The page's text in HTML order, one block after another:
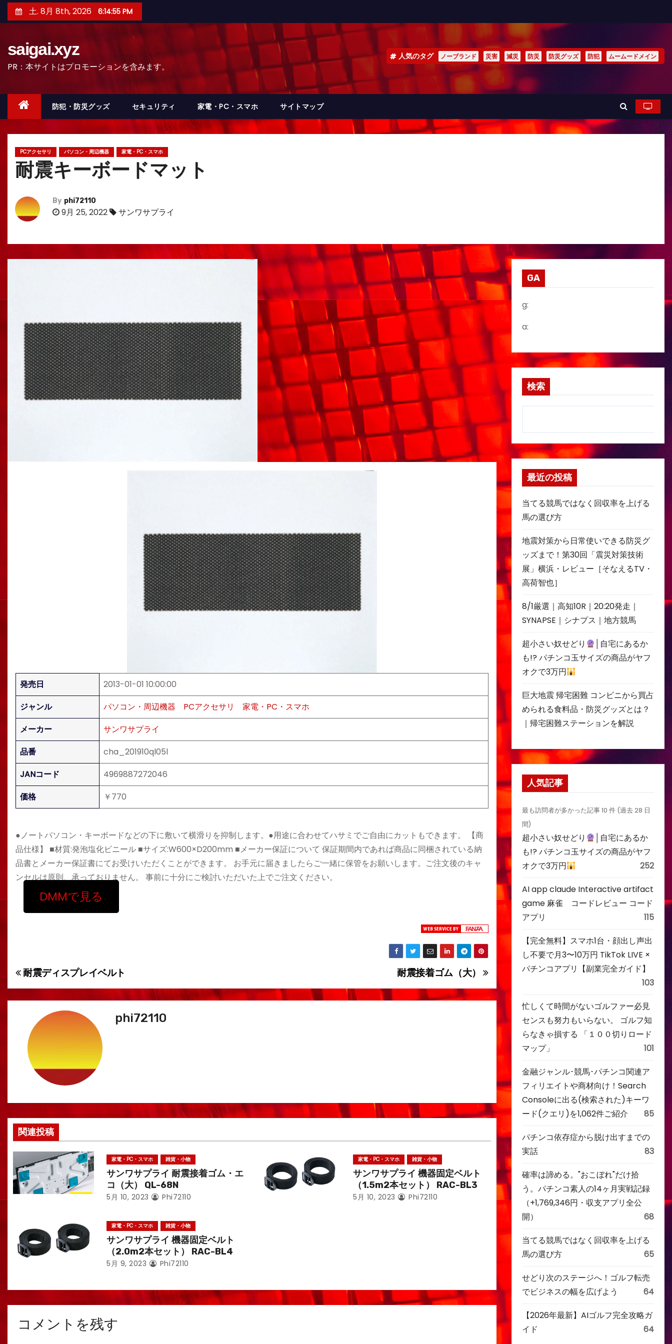
ン
ッ
土. 8月 8th, 2026 6:14:57 PM
saigai.xyz
PR：本サイトはプロモーションを含みます。
人気のタグ ノーブランド 災害 減災 防災 防災グッズ 防犯 ムームードメイン
防犯・防災グッズ セキュリティ 家電・PC・スマホ サイトマップ
PCアクセサリ パソコン・周辺機器 家電・PC・スマホ
耐震キーボードマット
By phi72110
9月 25, 2022 サンワサプライ
発売日
2013-01-01 10:00:00
ジャンル
パソコン・周辺機器 PCアクセサリ
家電・PC・スマホ
メーカー
サンワサプライ
品番
cha_201910ql05l
JANコード
4969887272046
価格
￥770
●ノートパソコン・キーボードなどの下に敷いて横滑りを抑制します。●用途に合わせてハサミでご自由にカットもできます。 【商
品仕様】 ■材質:発泡塩化ビニール ■サイズ:W600×D200mm ■メーカー保証について 保証期間内であれば商品に同梱されている納
品書とメーカー保証書にてお受けいただくことができます。 お手元に届きましたらご一緒に保管をお願いします。ご注文後のキャ
ンセルは原則、承っておりません。 事前に十分にご検討いただいた上でご注文ください。
DMMで見る
投
稿
ビ
ゲ
シ
ョ
ン
耐震接着ゴム（大）
耐震ディスプレイベルト
phi72110
関連投稿
家電・PC・スマホ 雑貨・小物
サンワサプライ 耐震接着ゴム・エ
コ（大） QL-68N
5月 10, 2023 Phi72110
家電・PC・スマホ 雑貨・小物
サンワサプライ 機器固定ベルト
（1.5m2本セット） RAC-BL3
5月 10, 2023 Phi72110
家電・PC・スマホ 雑貨・小物
サンワサプライ 機器固定ベルト
（2.0m2本セット） RAC-BL4
5月 9, 2023 Phi72110
コメントを残す
GA
g:
a:
検索
最近の投稿
当てる競馬ではなく回収率を上げる
馬の選び方
地震対策から日常使いできる防災グ
ッズまで！第30回「震災対策技術
展」横浜・レビュー［そなえるTV・
高荷智也］
8/1厳選｜高知10R｜20:20発走｜
SYNAPSE｜シナプス｜地方競馬
超小さい奴せどり
│自宅にあるか
も!? パチンコ玉サイズの商品がヤフ
オクで3万円
巨大地震 帰宅困難 コンビニから買占
められる食料品・防災グッズとは？
｜帰宅困難ステーションを解説
人気記事
最も訪問者が多かった記事 10 件 (過去 28 日
間)
超小さい奴せどり
│自宅にあるか
も!? パチンコ玉サイズの商品がヤフ
オクで3万円
252
AI app claude Interactive artifact
game 麻雀 コードレビュー コード
アプリ
115
【完全無料】スマホ1台・顔出し声出
し不要で月3〜10万円 TikTok LIVE ×
パチンコアプリ【副業完全ガイド】
103
忙しくて時間がないゴルファー必見
センスも努力もいらない。 ゴルフ知
らなきゃ損する 「１００切りロード
マップ」
101
金融ジャンル･競馬･パチンコ関連ア
フィリエイトや商材向け！Search
Consoleに出る(検索された)キーワ
ード(クエリ)を1,062件ご紹介
85
パチンコ依存症から脱け出すまでの
実話
83
確率は諦める。"おこぼれ"だけ拾
う。パチンコ素人の14ヶ月実戦記録
（+1,769,346円・収支アプリ全公
開）
68
当てる競馬ではなく回収率を上げる
馬の選び方
65
せどり次のステージへ！ゴルフ転売
でビジネスの幅を広げよう
64
【2026年最新】AIゴルフ完全攻略ガ
イド
64